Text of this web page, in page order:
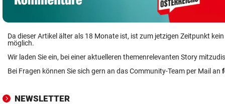
Da dieser Artikel älter als 18 Monate ist, ist zum jetzigen Zeitpunkt
möglich.
Wir laden Sie ein, bei einer aktuelleren themenrelevanten Story
Bei Fragen können Sie sich gern an das Community-Team per Mail an
NEWSLETTER